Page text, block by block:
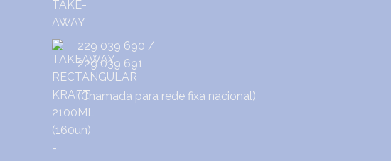
229 039 690 /
229 039 691
(Chamada para rede fixa nacional)